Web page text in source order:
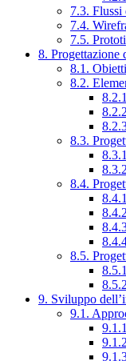
7.3. Flussi
7.4.
7.5.
8. Progettazione
8.1.
8.2.
8.3.
8.4.
8.5.
9. Sviluppo
9.1.